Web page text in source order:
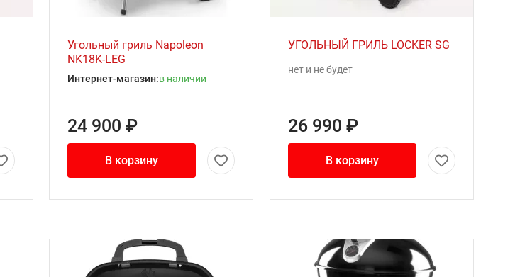
Угольный гриль Napoleon
NK18K-LEG
Интернет-магазин:в наличии
24 900 ₽
В корзину
УГОЛЬНЫЙ ГРИЛЬ LOCKER SG
нет и не будет
26 990 ₽
В корзину